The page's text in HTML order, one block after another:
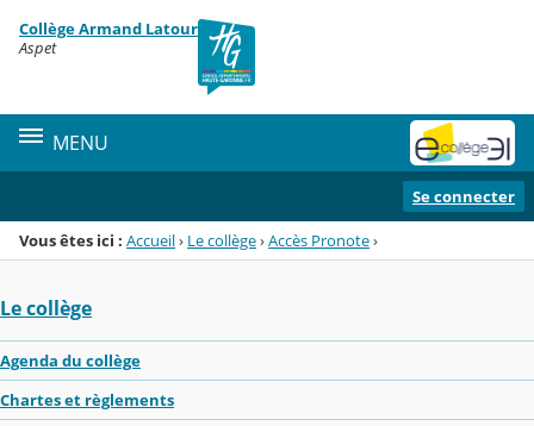
Menu de la rubrique
Contenu
Collège Armand Latour
Aspet
MENU
Se connecter
Vous êtes ici : Accueil› Le collège›Accès Pronote›
Le collège
Agenda du collège
Chartes et règlements